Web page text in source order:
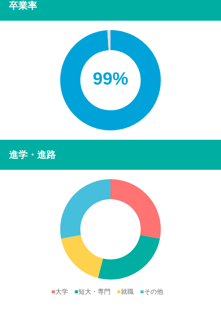
卒業率
99%
進学・進路
■大学 ■短大・専門 ■就職 ■その他